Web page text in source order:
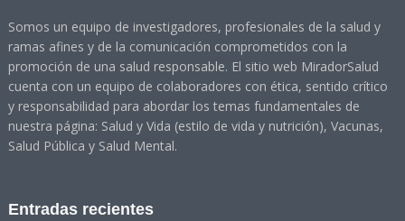
Somos un equipo de investigadores, profesionales de la salud y
ramas afines y de la comunicación comprometidos con la
promoción de una salud responsable. El sitio web MiradorSalud
cuenta con un equipo de colaboradores con ética, sentido crítico
y responsabilidad para abordar los temas fundamentales de
nuestra página: Salud y Vida (estilo de vida y nutrición), Vacunas,
Salud Pública y Salud Mental.
Entradas recientes